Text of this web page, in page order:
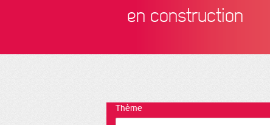
en construction
Thème